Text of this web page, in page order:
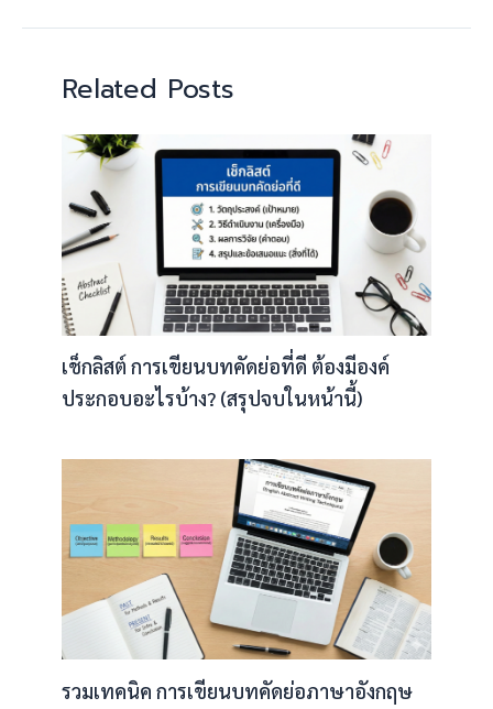
Related Posts
เช็กลิสต์ การเขียนบทคัดย่อที่ดี ต้องมีองค์
ประกอบอะไรบ้าง? (สรุปจบในหน้านี้)
รวมเทคนิค การเขียนบทคัดย่อภาษาอังกฤษ